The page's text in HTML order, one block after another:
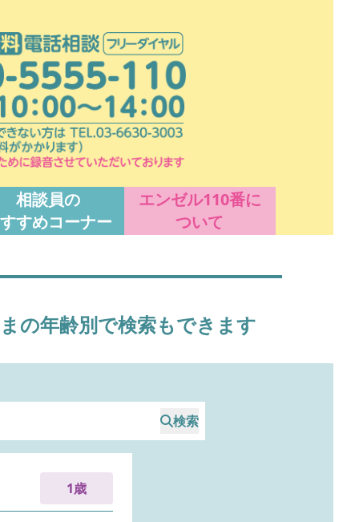
相談員の
すめコーナー
エンゼル110番に
ついて
の年齢別で検索もできます
検索
1歳